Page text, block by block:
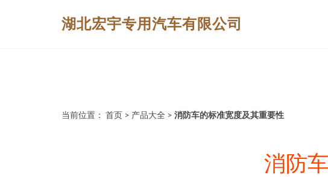
湖北宏宇专用汽车有限公司
当前位置： 首页 > 产品大全 > 消防车的标准宽度及其重要性
消防